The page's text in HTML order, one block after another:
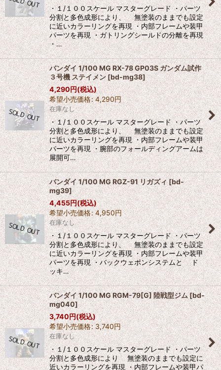
・１/１００スケール マスターグレード ・パーツ
分割と多色成形により、 無塗装のままでも設定
に近いカラーリングを再現 ・内部フレームや装甲
パーツを再現 ・ガトリングシールドの分離を再現
・…
バンダイ 1/100 MG RX-78 GP03S ガンダム試作
３号機 ステイメン [bd-mg38]
4,290円(税込)
希望小売価格: 4,290円
在庫なし
・１/１００スケール マスターグレード ・パーツ
分割と多色成形により、 無塗装のままでも設定
に近いカラーリングを再現 ・内部フレームや装甲
パーツを再現 ・腕部のフォールディングアームは
展開可…
バンダイ 1/100 MG RGZ-91 リガズィ[bd-
mg39]
4,455円(税込)
希望小売価格: 4,950円
在庫なし
・１/１００スケール マスターグレード ・パーツ
分割と多色成形により、 無塗装のままでも設定
に近いカラーリングを再現 ・内部フレームや装甲
パーツを再現 ・バックウェポンシステムと ド
ッキ…
バンダイ 1/100 MG RGM-79[G] 陸戦型ジム[bd-
mg040]
3,740円(税込)
希望小売価格: 3,740円
在庫なし
・１/１００スケール マスターグレード ・パーツ
分割と多色成形により 無塗装のままでも設定に
近いカラーリングを再現 ・内部フレームや装甲パ